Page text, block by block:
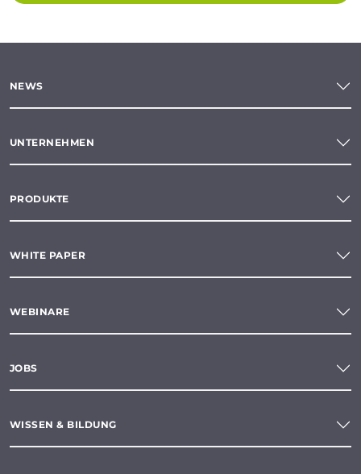
NEWS
UNTERNEHMEN
PRODUKTE
WHITE PAPER
WEBINARE
JOBS
WISSEN & BILDUNG